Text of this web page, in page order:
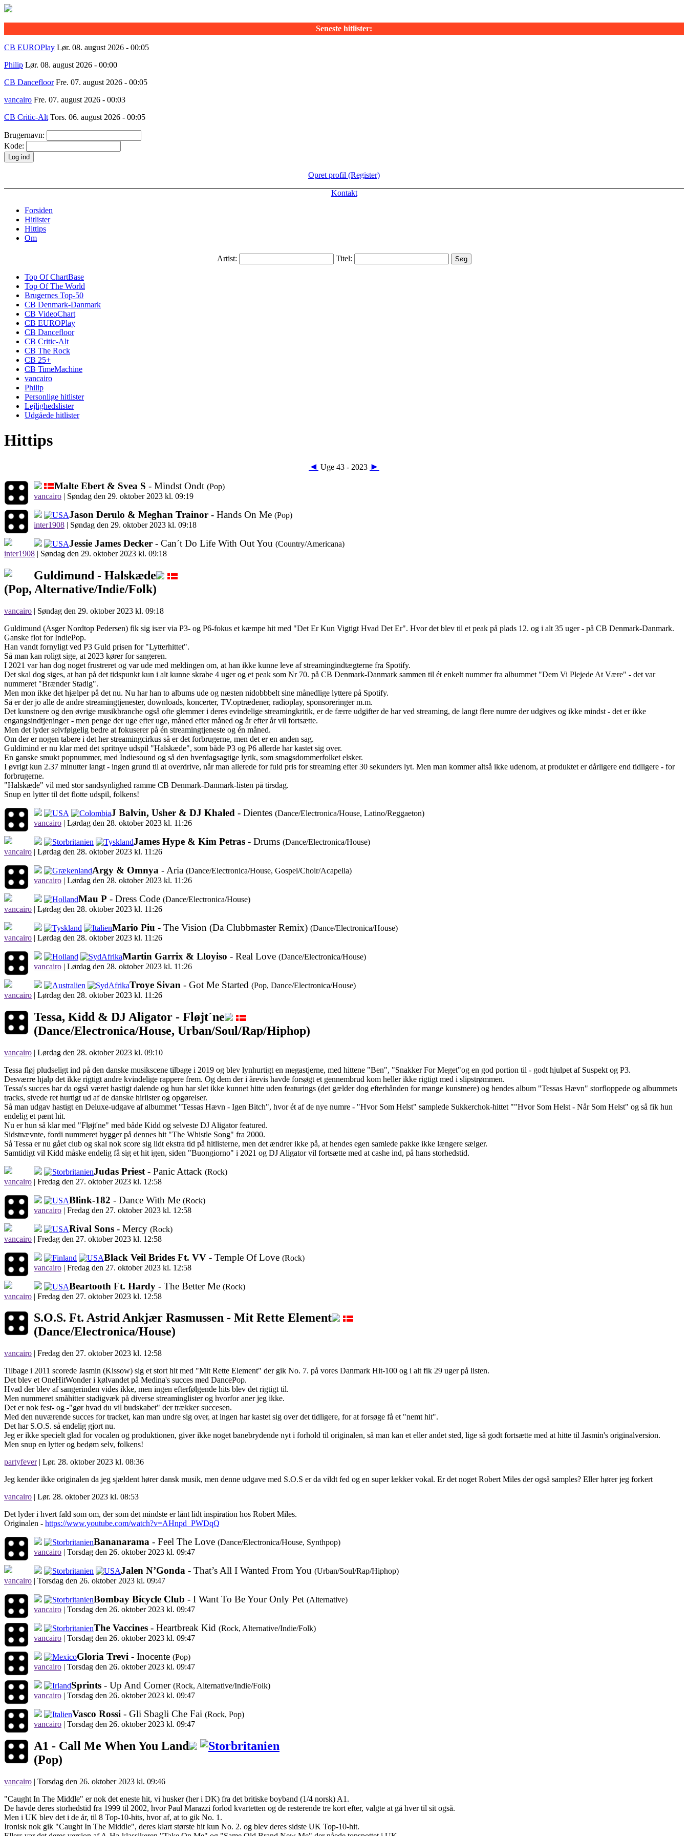
Seneste hitlister:
CB EUROPlay Lør. 08. august 2026 - 00:05
Philip Lør. 08. august 2026 - 00:00
CB Dancefloor Fre. 07. august 2026 - 00:05
vancairo Fre. 07. august 2026 - 00:03
CB Critic-Alt Tors. 06. august 2026 - 00:05
Brugernavn:
Kode:
Opret profil (Register)
Kontakt
Forsiden
Hitlister
Hittips
Om
Artist: Titel:
Top Of ChartBase
Top Of The World
Brugernes Top-50
CB Denmark-Danmark
CB VideoChart
CB EUROPlay
CB Dancefloor
CB Critic-Alt
CB The Rock
CB 25+
CB TimeMachine
vancairo
Philip
Personlige hitlister
Lejlighedslister
Udgåede hitlister
Hittips
◄ Uge 43 - 2023 ►
Malte Ebert & Svea S - Mindst Ondt (Pop)
vancairo | Søndag den 29. oktober 2023 kl. 09:19
Jason Derulo & Meghan Trainor - Hands On Me (Pop)
inter1908 | Søndag den 29. oktober 2023 kl. 09:18
Jessie James Decker - Can´t Do Life With Out You (Country/Americana)
inter1908 | Søndag den 29. oktober 2023 kl. 09:18
Guldimund - Halskæde
(Pop, Alternative/Indie/Folk)
vancairo | Søndag den 29. oktober 2023 kl. 09:18
Guldimund (Asger Nordtop Pedersen) fik sig især via P3- og P6-fokus et kæmpe hit med "Det Er Kun Vigtigt Hvad Det Er". Hvor det blev til et peak på plads 12. og i alt 35 uger - på CB Denmark-Danmark.
Ganske flot for IndiePop.
Han vandt fornyligt ved P3 Guld prisen for "Lytterhittet".
Så man kan roligt sige, at 2023 kører for sangeren.
I 2021 var han dog noget frustreret og var ude med meldingen om, at han ikke kunne leve af streamingindtægterne fra Spotify.
Det skal dog siges, at han på det tidspunkt kun i alt kunne skrabe 4 uger og et peak som Nr 70. på CB Denmark-Danmark sammen til ét enkelt nummer fra albummet "Dem Vi Plejede At Være" - det var
nummeret "Brænder Stadig".
Men mon ikke det hjælper på det nu. Nu har han to albums ude og næsten nidobbbelt sine månedlige lyttere på Spotify.
Så er der jo alle de andre streamingtjenester, downloads, koncerter, TV.optrædener, radioplay, sponsoreringer m.m.
Det kunstnere og den øvrige musikbranche også ofte glemmer i deres evindelige streamingkritik, er de færre udgifter de har ved streaming, de langt flere numre der udgives og ikke mindst - det er ikke
engangsindtjeninger - men penge der uge efter uge, måned efter måned og år efter år vil fortsætte.
Men det lyder selvfølgelig bedre at fokuserer på én streamingtjeneste og én måned.
Om der er nogen tabere i det her streamingcirkus så er det forbrugerne, men det er en anden sag.
Guldimind er nu klar med det spritnye udspil "Halskæde", som både P3 og P6 allerde har kastet sig over.
En ganske smukt popnummer, med Indiesound og så den hverdagsagtige lyrik, som smagsdommerfolket elsker.
I øvrigt kun 2.37 minutter langt - ingen grund til at overdrive, når man allerede for fuld pris for streaming efter 30 sekunders lyt. Men man kommer altså ikke udenom, at produktet er dårligere end tidligere - for
forbrugerne.
"Halskæde" vil med stor sandsynlighed ramme CB Denmark-Danmark-listen på tirsdag.
Snup en lytter til det flotte udspil, folkens!
J Balvin, Usher & DJ Khaled - Dientes (Dance/Electronica/House, Latino/Reggaeton)
vancairo | Lørdag den 28. oktober 2023 kl. 11:26
James Hype & Kim Petras - Drums (Dance/Electronica/House)
vancairo | Lørdag den 28. oktober 2023 kl. 11:26
Argy & Omnya - Aria (Dance/Electronica/House, Gospel/Choir/Acapella)
vancairo | Lørdag den 28. oktober 2023 kl. 11:26
Mau P - Dress Code (Dance/Electronica/House)
vancairo | Lørdag den 28. oktober 2023 kl. 11:26
Mario Piu - The Vision (Da Clubbmaster Remix) (Dance/Electronica/House)
vancairo | Lørdag den 28. oktober 2023 kl. 11:26
Martin Garrix & Lloyiso - Real Love (Dance/Electronica/House)
vancairo | Lørdag den 28. oktober 2023 kl. 11:26
Troye Sivan - Got Me Started (Pop, Dance/Electronica/House)
vancairo | Lørdag den 28. oktober 2023 kl. 11:26
Tessa, Kidd & DJ Aligator - Fløjt´ne
(Dance/Electronica/House, Urban/Soul/Rap/Hiphop)
vancairo | Lørdag den 28. oktober 2023 kl. 09:10
Tessa fløj pludseligt ind på den danske musikscene tilbage i 2019 og blev lynhurtigt en megastjerne, med hittene "Ben", "Snakker For Meget"og en god portion til - godt hjulpet af Suspekt og P3.
Desværre hjalp det ikke rigtigt andre kvindelige rappere frem. Og dem der i årevis havde forsøgt et gennembrud kom heller ikke rigtigt med i slipstrømmen.
Tessa's succes har da også været hastigt dalende og hun har slet ikke kunnet hitte uden featurings (det gælder dog efterhånden for mange kunstnere) og hendes album "Tessas Hævn" storfloppede og albummets
tracks, sivede ret hurtigt ud af de danske hirlister og opgørelser.
Så man udgav hastigt en Deluxe-udgave af albummet "Tessas Hævn - Igen Bitch", hvor ét af de nye numre - "Hvor Som Helst" samplede Sukkerchok-hittet ""Hvor Som Helst - Når Som Helst" og så fik hun
endelig et pænt hit.
Nu er hun så klar med "Fløjt'ne" med både Kidd og selveste DJ Aligator featured.
Sidstnævnte, fordi nummeret bygger på dennes hit "The Whistle Song" fra 2000.
Så Tessa er nu gået club og skal nok score sig lidt ekstra tid på hitlisterne, men det ændrer ikke på, at hendes egen samlede pakke ikke længere sælger.
Samtidigt vil Kidd måske endelig få sig et hit igen, siden "Buongiorno" i 2021 og DJ Aligator vil fortsætte med at cashe ind, på hans storhedstid.
Judas Priest - Panic Attack (Rock)
vancairo | Fredag den 27. oktober 2023 kl. 12:58
Blink-182 - Dance With Me (Rock)
vancairo | Fredag den 27. oktober 2023 kl. 12:58
Rival Sons - Mercy (Rock)
vancairo | Fredag den 27. oktober 2023 kl. 12:58
Black Veil Brides Ft. VV - Temple Of Love (Rock)
vancairo | Fredag den 27. oktober 2023 kl. 12:58
Beartooth Ft. Hardy - The Better Me (Rock)
vancairo | Fredag den 27. oktober 2023 kl. 12:58
S.O.S. Ft. Astrid Ankjær Rasmussen - Mit Rette Element
(Dance/Electronica/House)
vancairo | Fredag den 27. oktober 2023 kl. 12:58
Tilbage i 2011 scorede Jasmin (Kissow) sig et stort hit med "Mit Rette Element" der gik No. 7. på vores Danmark Hit-100 og i alt fik 29 uger på listen.
Det blev et OneHitWonder i kølvandet på Medina's succes med DancePop.
Hvad der blev af sangerinden vides ikke, men ingen efterfølgende hits blev det rigtigt til.
Men nummeret småhitter stadigvæk på diverse streaminglister og hvorfor aner jeg ikke.
Det er nok fest- og -"gør hvad du vil budskabet" der trækker succesen.
Med den nuværende succes for tracket, kan man undre sig over, at ingen har kastet sig over det tidligere, for at forsøge få et "nemt hit".
Det har S.O.S. så endelig gjort nu.
Jeg er ikke specielt glad for vocalen og produktionen, giver ikke noget banebrydende nyt i forhold til originalen, så man kan et eller andet sted, lige så godt fortsætte med at hitte til Jasmin's originalversion.
Men snup en lytter og bedøm selv, folkens!
partyfever| Lør. 28. oktober 2023 kl. 08:36
Jeg kender ikke originalen da jeg sjældent hører dansk musik, men denne udgave med S.O.S er da vildt fed og en super lækker vokal. Er det noget Robert Miles der også samples? Eller hører jeg forkert
vancairo | Lør. 28. oktober 2023 kl. 08:53
Det lyder i hvert fald som om, der som det mindste er lånt lidt inspiration hos Robert Miles.
Originalen - https://www.youtube.com/watch?v=AHnpd_PWDqQ
Bananarama - Feel The Love (Dance/Electronica/House, Synthpop)
vancairo | Torsdag den 26. oktober 2023 kl. 09:47
Jalen N’Gonda - That’s All I Wanted From You (Urban/Soul/Rap/Hiphop)
vancairo | Torsdag den 26. oktober 2023 kl. 09:47
Bombay Bicycle Club - I Want To Be Your Only Pet (Alternative)
vancairo | Torsdag den 26. oktober 2023 kl. 09:47
The Vaccines - Heartbreak Kid (Rock, Alternative/Indie/Folk)
vancairo | Torsdag den 26. oktober 2023 kl. 09:47
Gloria Trevi - Inocente (Pop)
vancairo | Torsdag den 26. oktober 2023 kl. 09:47
Sprints - Up And Comer (Rock, Alternative/Indie/Folk)
vancairo | Torsdag den 26. oktober 2023 kl. 09:47
Vasco Rossi - Gli Sbagli Che Fai (Rock, Pop)
vancairo | Torsdag den 26. oktober 2023 kl. 09:47
A1 - Call Me When You Land
(Pop)
vancairo | Torsdag den 26. oktober 2023 kl. 09:46
"Caught In The Middle" er nok det eneste hit, vi husker (her i DK) fra det britiske boyband (1/4 norsk) A1.
De havde deres storhedstid fra 1999 til 2002, hvor Paul Marazzi forlod kvartetten og de resterende tre kort efter, valgte at gå hver til sit også.
Men i UK blev det i de år, til 8 Top-10-hits, hvor af, at to gik No. 1.
Ironisk nok gik "Caught In The Middle", deres klart største hit kun No. 2. og blev deres sidste UK Top-10-hit.